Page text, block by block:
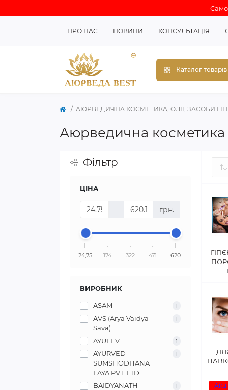
ПРО НАС НОВИНИ КОНСУЛЬТАЦІЯ
Каталог товарів
АЮРВЕДИЧНА КОСМЕТИКА, ОЛІЇ, ЗАСОБИ
Аюрведична косметика
Фільтр
ЦІНА
- грн.
24,75 174 322 471 620
ВИРОБНИК
ASAM 1
AVS (Arya Vaidya
Sava)
1
AYULEV 1
AYURVED
SUMSHODHANA
LAYA PVT. LTD
1
BAIDYANATH 1